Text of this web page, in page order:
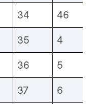
34 46
35 4
36 5
37 6